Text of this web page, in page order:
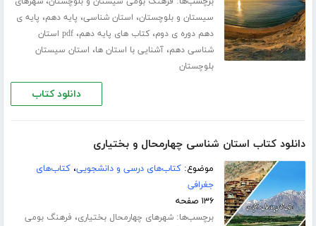
سیستان و بلوچستان، استان شناسی، پایه دهم، پایه ی
دهم دوره ی دوم،کتاب های پایه دهم،
pdf استان
شناسی دهم،آشنایی با استان ها، استان سیستان
بلوچستان
دانلود کتاب
دانلود کتاب استان شناسی چهارمحال و بختیاری
موضوع:کتاب‌های درسی و دانشجویی،کتاب‌های
جغرافی
۱۳۶ صفحه
برچسب‌ها:شهرهای چهارمحال بختیاری، فرهنگ بومی